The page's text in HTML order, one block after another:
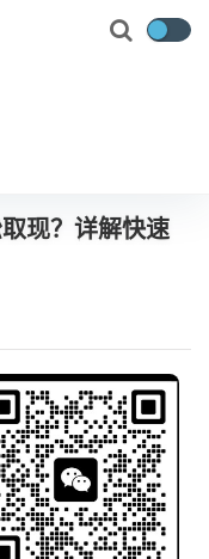
现？详解快速